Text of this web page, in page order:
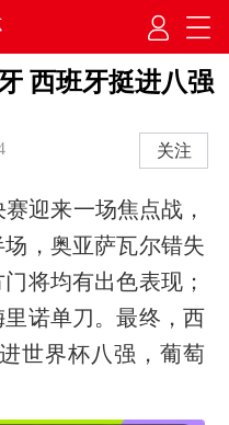
西班牙挺进八强
关注
迎来一场焦点战，
，奥亚萨瓦尔错失
将均有出色表现；
诺单刀。最终，西
世界杯八强，葡萄